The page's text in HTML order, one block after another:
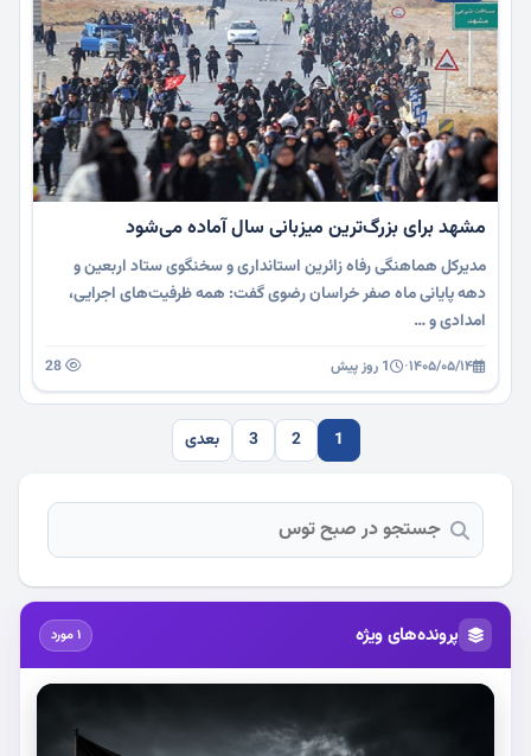
مشهد برای بزرگ‌ترین میزبانی سال آماده می‌شود
مدیرکل هماهنگی رفاه زائرین استانداری و سخنگوی ستاد اربعین و
دهه پایانی ماه صفر خراسان رضوی گفت: همه ظرفیت‌های اجرایی،
امدادی و …
۱۴۰۵/۰۵/۱۴· 1 روز پیش
1
2
3 بعدی
پرونده‌های ویژه 1 مورد